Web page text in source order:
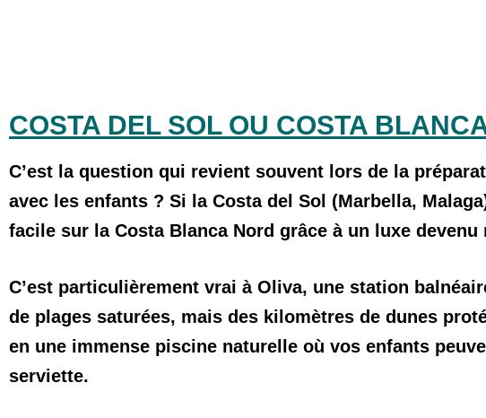
COSTA DEL SOL OU COSTA
C’est la question qui revient souvent lors de la
avec les enfants ? Si la Costa del Sol (Marbella,
facile sur la Costa Blanca Nord grâce à un luxe
C’est particulièrement vrai à Oliva, une station
de plages saturées, mais des kilomètres de dunes
en une immense piscine naturelle où vos enfants
serviette.